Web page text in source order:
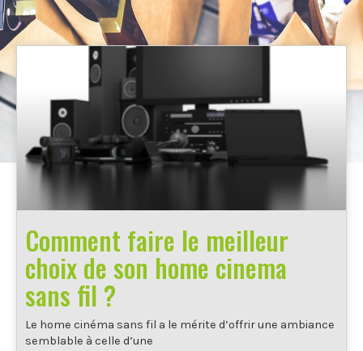
Comment faire le meilleur
choix de son home cinema
sans fil ?
Le home cinéma sans fil a le mérite d’offrir une ambiance
semblable à celle d’une